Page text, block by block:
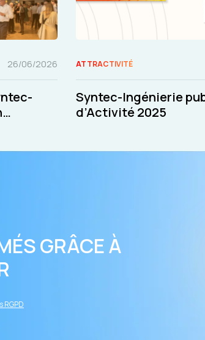
26/06/2026 ATTRACTIVITÉ
Syntec-Ingénierie
d’Activité 2025
GRÂCE À
RGPD